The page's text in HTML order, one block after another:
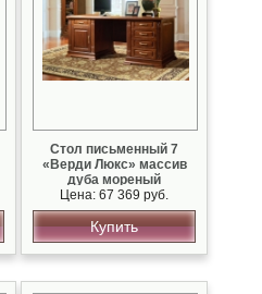
Стол письменный 7
«Верди Люкс» массив
дуба мореный
Цена: 67 369 руб.
Купить